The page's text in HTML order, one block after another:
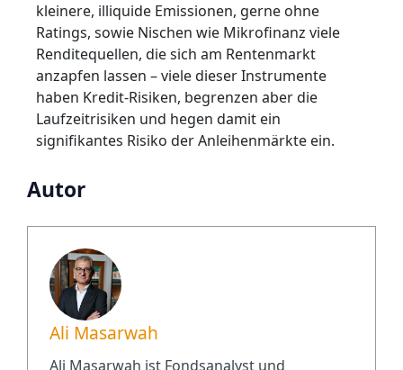
kleinere, illiquide Emissionen, gerne ohne
Ratings, sowie Nischen wie Mikrofinanz viele
Renditequellen, die sich am Rentenmarkt
anzapfen lassen – viele dieser Instrumente
haben Kredit-Risiken, begrenzen aber die
Laufzeitrisiken und hegen damit ein
signifikantes Risiko der Anleihenmärkte ein.
Autor
Ali Masarwah
Ali Masarwah ist Fondsanalyst und